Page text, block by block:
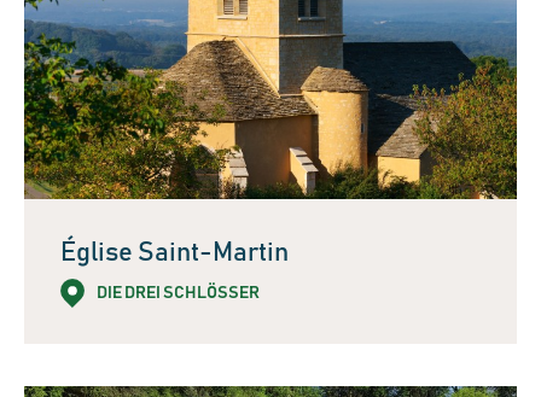
Église Saint-Martin
DIE DREI SCHLÖSSER